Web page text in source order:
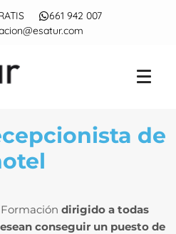
661 942 007
de
dirigido a todas
conseguir un puesto de